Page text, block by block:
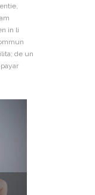
in li
de un